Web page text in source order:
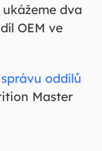
dva
OEM ve
oddílů
Master